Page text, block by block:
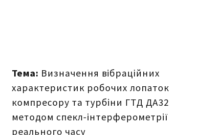
Тема: Визначення вібраційних
характеристик робочих лопаток
компресору та турбіни ГТД ДА32
методом спекл-інтерферометрії
реального часу